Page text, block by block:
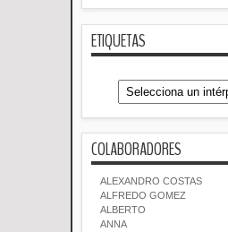
ETIQUETAS
COLABORADORES
ALEXANDRO COSTAS
ALFREDO GOMEZ
ALBERTO
ANNA